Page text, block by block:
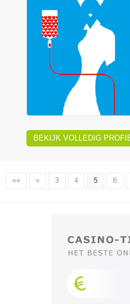
BEKIJK VOLLEDIG
«« « 3 4 5 6